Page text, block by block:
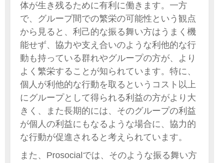
体が生き残るために有利に働きます。一方
で、グループ間での繁栄の可能性という観点
から見ると、利己的な振る舞い方はうまく機
能せず、協力や支え合いのような利他的な行
動も持っている群れやグループの方が、より
よく繁栄することが知られています。特に、
個人が利他的な行動を取るというコスト以上
にグループとして得られる利益の方がより大
きく、また長期的には、そのグループの利益
が個人の利益にもなるような場合に、協力的
な行動が促進されると考えられています。
また、Prosocialでは、そのような振る舞い方